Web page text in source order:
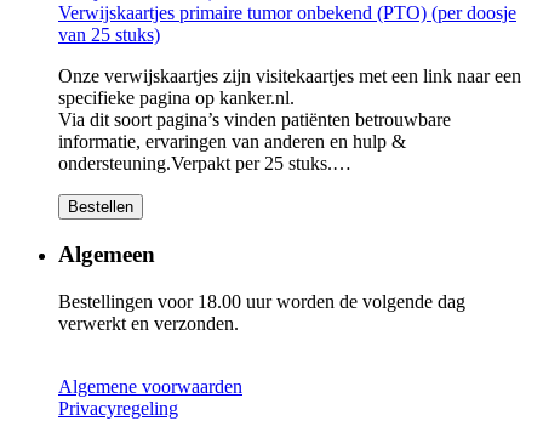
Verwijskaartjes primaire tumor onbekend (PTO) (per doosje
van 25 stuks)
Onze verwijskaartjes zijn visitekaartjes met een link naar een
specifieke pagina op kanker.nl.
Via dit soort pagina’s vinden patiënten betrouwbare
informatie, ervaringen van anderen en hulp &
ondersteuning.Verpakt per 25 stuks.…
Bestellen
Algemeen
Bestellingen voor 18.00 uur worden de volgende dag
verwerkt en verzonden.
Algemene voorwaarden
Privacyregeling